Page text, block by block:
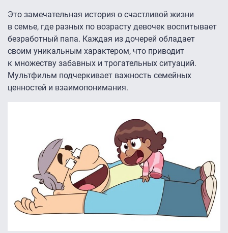
Это замечательная история о счастливой жизни
в семье, где разных по возрасту девочек воспитывает
безработный папа. Каждая из дочерей обладает
своим уникальным характером, что приводит
к множеству забавных и трогательных ситуаций.
Мультфильм подчеркивает важность семейных
ценностей и взаимопонимания.